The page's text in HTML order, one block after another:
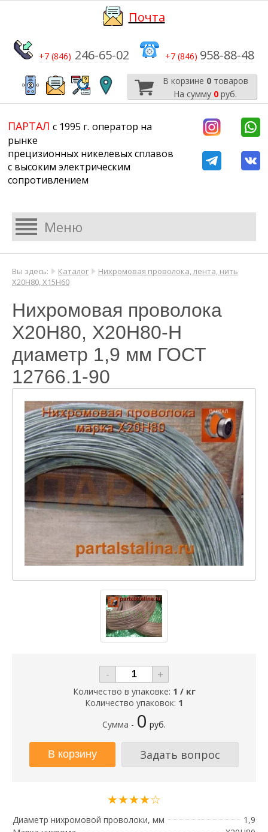
Почта
+7 (846) 246-65-02 +7 (846) 958-88-48
В корзине 0товаров
На сумму 0 руб.
ПАРТАЛ с 1995 г. ​​​​​​​оператор на
рынке
прецизионных никелевых сплавов
с высоким электрическим
сопротивлением
Вы здесь: Каталог
Нихромовая проволока, лента, нить
Х20Н80, Х15Н60
Нихромовая проволока
Х20Н80, Х20Н80-Н
диаметр 1,9 мм ГОСТ
12766.1-90
- +
Количество в упаковке: 1 / кг
Количество упаковок: 1
Сумма - 0 руб.
Задать вопрос
★★★★☆
Диаметр нихромовой проволоки, мм
1,9